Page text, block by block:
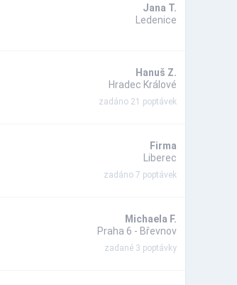
Jana T.
Ledenice
Hanuš Z.
Hradec Králové
zadáno 21 poptávek
Firma
Liberec
zadáno 7 poptávek
Michaela F.
Praha 6 - Břevnov
zadané 3 poptávky